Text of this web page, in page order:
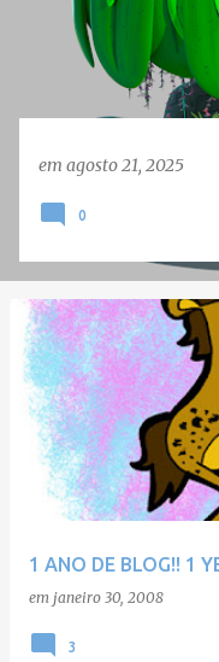
em agosto 21, 2025
0
1 ANO DE BLOG!! 1
em janeiro 30, 2008
3